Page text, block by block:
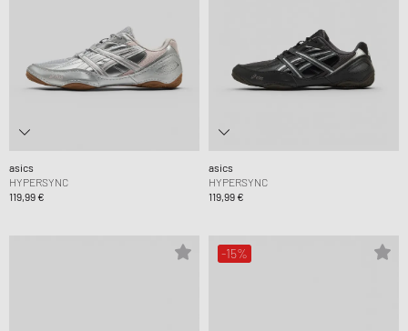
asics
HYPERSYNC
119,99 €
asics
HYPERSYNC
119,99 €
-15%